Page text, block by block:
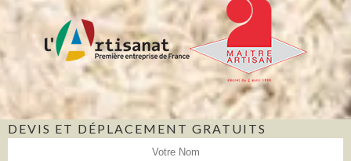
DEVIS ET DÉPLACEMENT GRATUITS